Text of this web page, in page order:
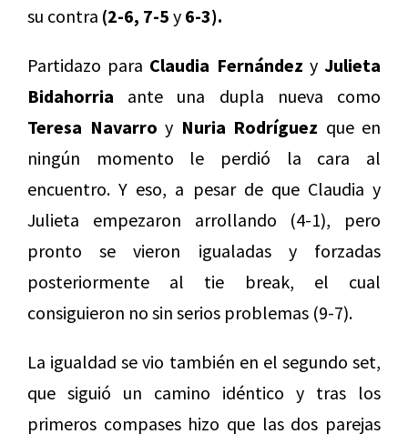
su contra (2-6, 7-5 y 6-3).
Partidazo para Claudia Fernández yJulieta
Bidahorria ante una dupla nueva como
Teresa Navarro y Nuria Rodríguez que en
ningún momento le perdió la cara al
encuentro. Y eso, a pesar de que Claudia y
Julieta empezaron arrollando (4-1), pero
pronto se vieron igualadas y forzadas
posteriormente al tie break, el cual
consiguieron no sin serios problemas (9-7).
La igualdad se vio también en el segundo set,
que siguió un camino idéntico y tras los
primeros compases hizo que las dos parejas